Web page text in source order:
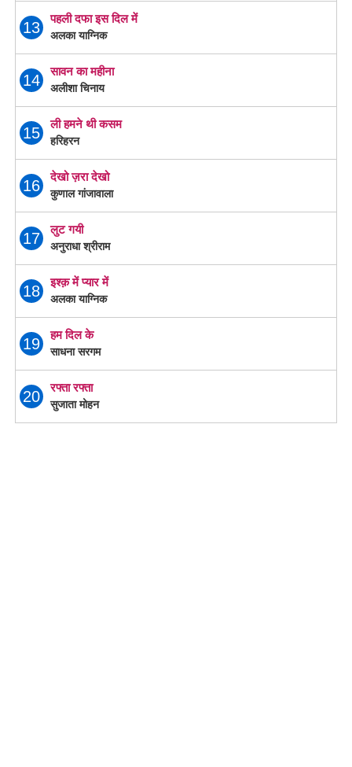
13
पहली दफा इस दिल में
अलका याग्निक
14
सावन का महीना
अलीशा चिनाय
15
ली हमने थी कसम
हरिहरन
16
देखो ज़रा देखो
कुणाल गांजावाला
17
लुट गयी
अनुराधा श्रीराम
18
इश्क़ में प्यार में
अलका याग्निक
19
हम दिल के
साधना सरगम
20
रफ्ता रफ्ता
सुजाता मोहन